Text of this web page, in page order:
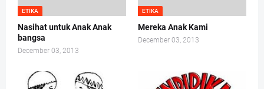
ETIKA
Nasihat untuk Anak Anak
bangsa
December 03, 2013
ETIKA
Mereka Anak Kami
December 03, 2013